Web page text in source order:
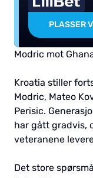
PLASSER
Modric mot
Kroatia stiller
Modric, Mateo
Perisic.
har gått gradvis,
veteranene
Det store